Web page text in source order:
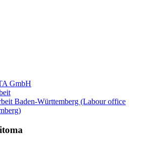
GmbH
Baden-Württemberg (Labour office